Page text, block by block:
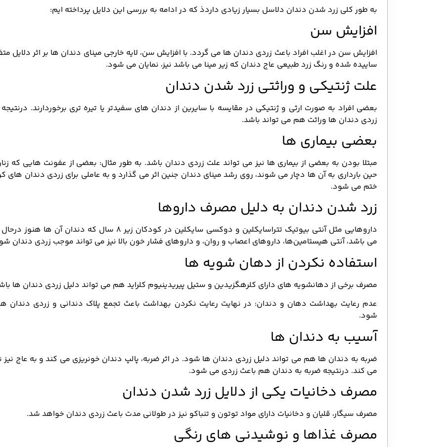
به طور کلی زرد شدن دندان دلاسل بسیار زیادی داردذ که در ادامه به بررسی این دلایل پرداخته ایم:
افزایش سن
افزایش سن در اغلب افراد باعث زردی دندان ها می گردد. با افزایش سن، لایه خارجی مینای دندان ها بر اثر دلایل
ساییده شده و رنگ زرد طبیعی عاج دندان که زیر مینا می باشد نیز، نمایان می شود.
علت ژنتیکی و وراثتی زرد شدن دندان
بعضی افراد به صورت ارثی و ژنتیکی در مقایسه با سایرین از دندان های سفیدتر یا تیره تری برخوردارند.
زردی دندان ها وراثت هم می تواند باشد.
بعضی بیماری ها
مبتلا بودن به بعضی از بیماری ها نیز می تواند علت زردی دندان باشد. به طور مثال: بعضی از عفونت ‌‌‌‌‏هایی که
حین بارداری به آن ها دچار می شوند، روی رشد مینای دندان جنین اثر می گذارد و به عاملی برای زردی دندان های
ختم می شود.
زرد شدن دندان به دلیل مصرف داروها
داروهایی مثل آنتی بیوتیک تتراسایکلین و دوکسی سایکلین در کودکان زیر ۸ سال که دندان آن ها
می باشد، آنتی هیستامین‌ها، داروهای اعصاب و روان، و داروهای فشار خون بالا نیز می تواند موجب زردی دندان
استفاده نکردن از دهان شویه ها
مصرف برخی از دهانشویه های دارای کلرهگزیدین و ستیل پیریدینیوم کلراید هم می تواند دلیل زردی دندان ها
عدم رعایت بهداشت دهان و دندان: در نهایت رعایت نکردن بهداشت باعث تجمع پلاک دندانی و زردی دندان
شود.
آسیب به دندان ها
ضربه به دندان ها هم می تواند دلیل زردی دندان ها شود. در اثر ضربه، پالپ دندان خونریزی می کند و به عاج نیز
می کند. درنتیجه ضربه به دندان هم باعث زردی می شود.
مصرف دخانیات یکی از دلایل زرد شدن دندان
مصرف سیگار، قلیان و دخانیات دارای مواد توتون و تنباکو نیز در طولانی مدت باعث زردی دندان خواهد شد.
مصرف غذاها و نوشیدنی های رنگی